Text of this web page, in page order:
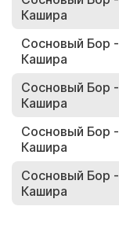
Кашира
Сосновый Бор -
Кашира
Сосновый Бор -
Кашира
Сосновый Бор -
Кашира
Сосновый Бор -
Кашира